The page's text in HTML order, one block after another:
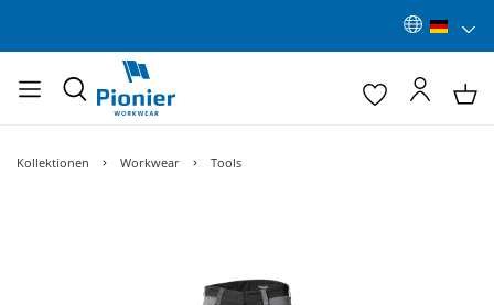
Kollektionen Workwear Tools